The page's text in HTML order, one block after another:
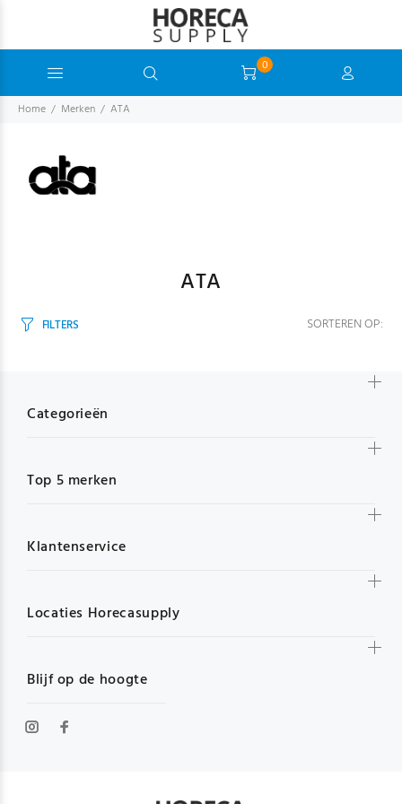
0
Home Merken ATA
ATA
FILTERS SORTEREN OP:
Blijf op de hoogte
Categorieën
Top 5 merken
Klantenservice
Locaties Horecasupply